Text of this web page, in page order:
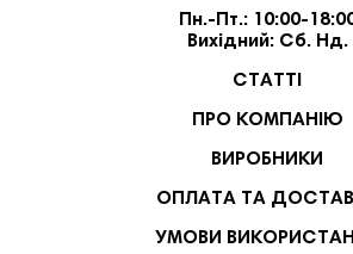
Пн.-Пт.: 10:00-
Вихідний: Сб. Нд.
СТАТТІ
ПРО КОМПАНІЮ
ВИРОБНИКИ
ОПЛАТА ТА
УМОВИ